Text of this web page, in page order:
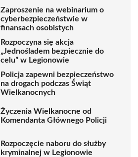
Zaproszenie na webinarium o
cyberbezpieczeństwie w
finansach osobistych
Rozpoczyna się akcja
„Jednośladem bezpiecznie do
celu” w Legionowie
Policja zapewni bezpieczeństwo
na drogach podczas Świąt
Wielkanocnych
Życzenia Wielkanocne od
Komendanta Głównego Policji
Rozpoczęcie naboru do służby
kryminalnej w Legionowie